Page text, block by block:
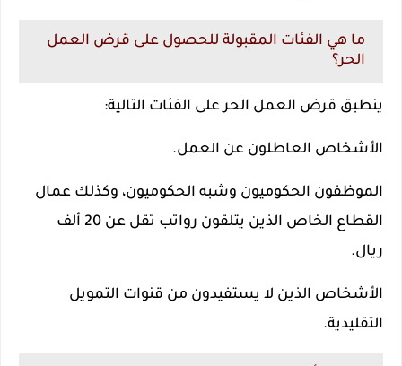
ما هي الفئات المقبولة للحصول على قرض العمل
الحر؟
ينطبق قرض العمل الحر على الفئات التالية:
الأشخاص العاطلون عن العمل.
الموظفون الحكوميون وشبه الحكوميون، وكذلك عمال
القطاع الخاص الذين يتلقون رواتب تقل عن 20 ألف
ريال.
الأشخاص الذين لا يستفيدون من قنوات التمويل
التقليدية.